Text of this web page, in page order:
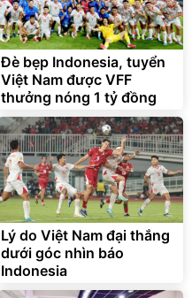
Xe đạp điện trợ lực G-
Force C14 gấp gọn bỏ cốp
tiện lợi
9.900.000đ
7.092.000đ
Đang xem nhiều
G-FORCE VIETNA
Đè bẹp Indonesia, tuyển
Việt Nam được VFF
thưởng nóng 1 tỷ đồng
Lý do Việt Nam đại thắng
dưới góc nhìn báo
Indonesia